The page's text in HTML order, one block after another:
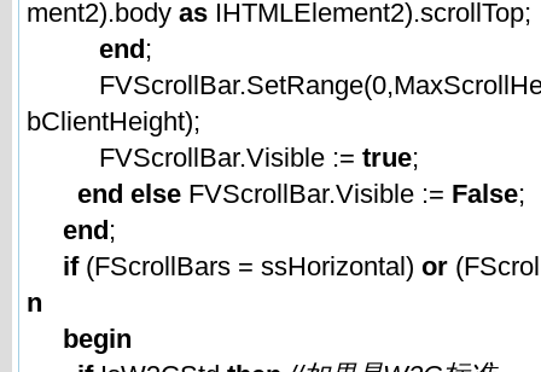
ment2).body as IHTMLElement2).scrollTop;
end;
bClientHeight);
FVScrollBar.Visible := true;
end else FVScrollBar.Visible := False;
end;
if(FScrollBars = ssHorizontal) or
n
begin